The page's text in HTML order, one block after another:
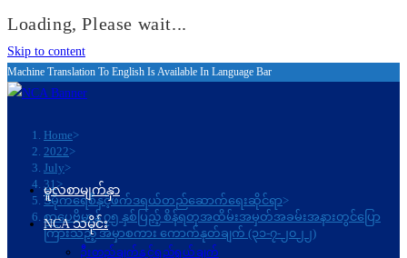
Loading, Please wait...
Skip to content
Machine Translation To English Is Available In Language Bar
Home>
2022>
July>
31>
ဒီမိုကရေစီနှင့်ဖက်ဒရယ်တည်ဆောက်ရေးဆိုင်ရာ>
စာပေဗိမာန် ၇၅ နှစ်ပြည့် စိန်ရတုအထိမ်းအမှတ်အခမ်းအနားတွင်ပြော
ကြားသည့် အမှာစကား ကောက်နုတ်ချက် (၃၁-၇-၂၀၂၂)
မူလစာမျက်နှာ
NCA သမိုင်း
ဦးတည်ချက်နှင့်ရည်ရွယ်ချက်